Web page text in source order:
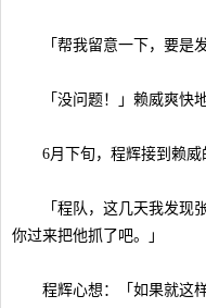
「帮我留意一下，要是发
「没问题！」赖威爽快地
6月下旬，程辉接到赖威
「程队，这几天我发现张
你过来把他抓了吧。」
程辉心想：「如果就这样